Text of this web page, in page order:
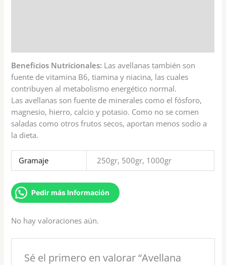
Beneficios Nutricionales: Las avellanas también son
fuente de vitamina B6, tiamina y niacina, las cuales
contribuyen al metabolismo energético normal.
Las avellanas son fuente de minerales como el fósforo,
magnesio, hierro, calcio y potasio. Como no se comen
saladas como otros frutos secos, aportan menos sodio a
la dieta.
Gramaje 250gr, 500gr, 1000gr
Pedir más Información
No hay valoraciones aún.
Sé el primero en valorar “Avellana